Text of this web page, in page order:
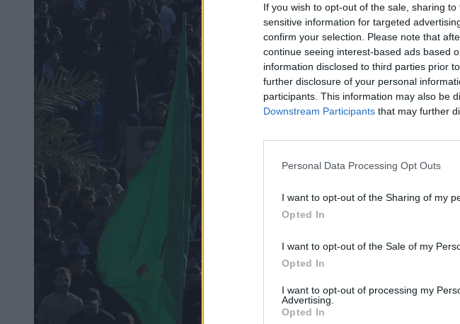
If you wish to opt-out of the sale, sharing
sensitive information for targeted
confirm your selection. Please note that
continue seeing interest-based ads based
information disclosed to third parties prior
further disclosure of your personal
participants. This information may also be
Downstream Participants that may further
Personal Data Processing Opt Outs
I want to opt-out of the Sharing of my
Opted In
I want to opt-out of the Sale of my
Opted In
I want to opt-out of processing my
Advertising.
Opted In